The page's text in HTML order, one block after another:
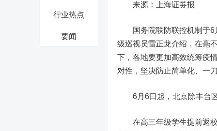
行业热点
要闻
来源：上海证券报
国务院联防联控机制于
级巡视员雷正龙介绍，在毫
下，各地要更加高效统筹疫
对性，坚决防止简单化、一
6月6日起，北京除丰台
在高三年级学生提前返校